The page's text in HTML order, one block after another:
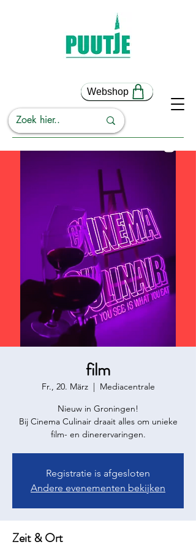
Webshop
film
Fr., 20. März
  |
Mediacentrale
Nieuw in Groningen!
Bij Cinema Culinair draait alles om unieke
Registratie is afgesloten
Andere evenementen bekijken
Zeit & Ort